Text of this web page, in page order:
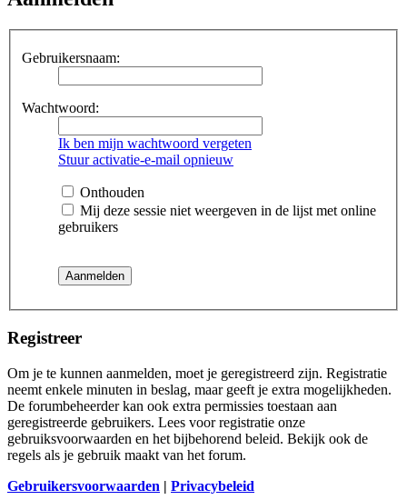
Gebruikersnaam:
Wachtwoord:
Ik ben mijn wachtwoord vergeten
Stuur activatie-e-mail opnieuw
Onthouden
Mij deze sessie niet weergeven in de lijst met online
gebruikers
Registreer
Om je te kunnen aanmelden, moet je geregistreerd zijn. Registratie
neemt enkele minuten in beslag, maar geeft je extra mogelijkheden.
De forumbeheerder kan ook extra permissies toestaan aan
geregistreerde gebruikers. Lees voor registratie onze
gebruiksvoorwaarden en het bijbehorend beleid. Bekijk ook de
regels als je gebruik maakt van het forum.
Gebruikersvoorwaarden | Privacybeleid